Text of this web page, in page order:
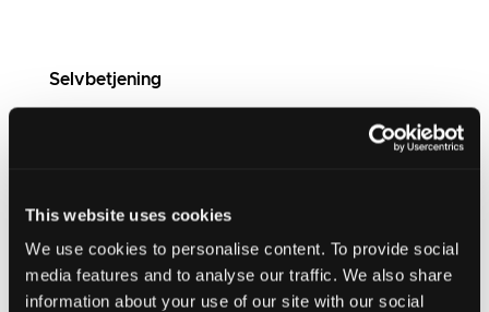
This website uses cookies
We use cookies to personalise content. To provide social
media features and to analyse our traffic. We also share
information about your use of our site with our social
Selvbetjening
Kontakt Den Digitale Hotline
Tel: 7020 0000